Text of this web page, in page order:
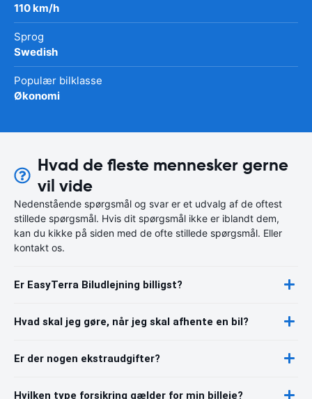
110 km/h
Sprog
Swedish
Populær bilklasse
Økonomi
Hvad de fleste mennesker gerne
vil vide
Nedenstående spørgsmål og svar er et udvalg af de oftest
stillede spørgsmål. Hvis dit spørgsmål ikke er iblandt dem,
kan du kikke på siden med de ofte stillede spørgsmål. Eller
kontakt os.
Er EasyTerra Biludlejning billigst?
Hvad skal jeg gøre, når jeg skal afhente en bil?
Er der nogen ekstraudgifter?
Hvilken type forsikring gælder for min billeje?